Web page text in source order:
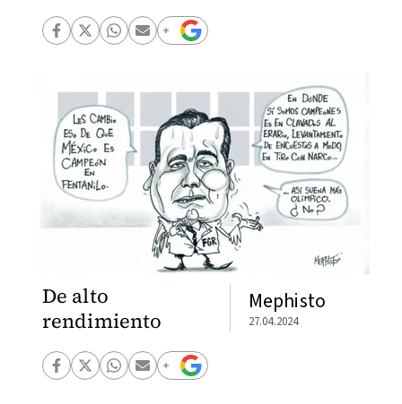
De alto
rendimiento
Mephisto
27.04.2024